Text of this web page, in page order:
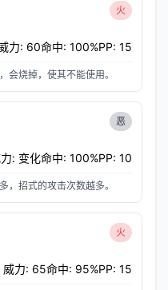
火
力: 60命中: 100%PP: 15
会烧掉，使其不能使用。
恶
: 变化命中: 100%PP: 10
，招式的攻击次数越多。
火
威力: 65命中: 95%PP: 15